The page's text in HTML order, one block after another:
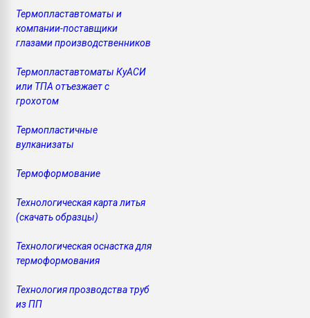
Термопластавтоматы и
компании-поставщики
глазами производственников
Термопластавтоматы КуАСИ
или ТПА отъезжает с
грохотом
Термопластичные
вулканизаты
Термоформование
Технологическая карта литья
(скачать образцы)
Технологическая оснастка для
термоформования
Технология прозводства труб
из ПП